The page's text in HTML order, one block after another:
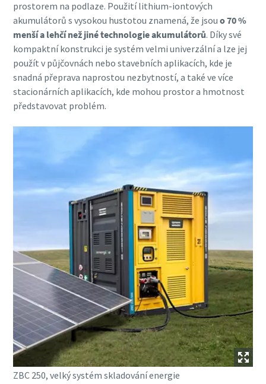
prostorem na podlaze. Použití lithium-iontových
akumulátorů s vysokou hustotou znamená, že jsou o 70 %
menší a lehčí než jiné technologie akumulátorů. Díky své
kompaktní konstrukci je systém velmi univerzální a lze jej
použít v půjčovnách nebo stavebních aplikacích, kde je
snadná přeprava naprostou nezbytností, a také ve více
stacionárních aplikacích, kde mohou prostor a hmotnost
představovat problém.
ZBC 250, velký systém skladování energie